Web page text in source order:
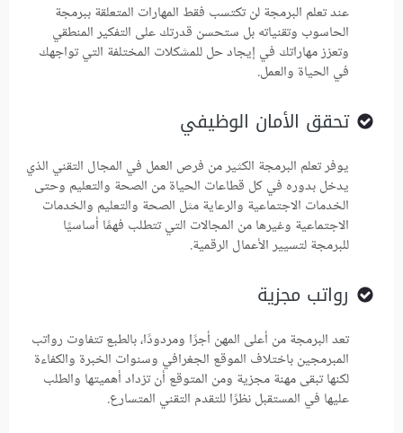
عند تعلم البرمجة لن تكتسب فقط المهارات المتعلقة ببرمجة
الحاسوب وتقنياته بل ستحسن قدرتك على التفكير المنطقي
وتعزز مهاراتك في إيجاد حل للمشكلات المختلفة التي تواجهك
في الحياة والعمل.
تحقق الأمان الوظيفي
يوفر تعلم البرمجة الكثير من فرص العمل في المجال التقني الذي
يدخل بدوره في كل قطاعات الحياة من الصحة والتعليم وحتى
الخدمات الاجتماعية والرعاية مثل الصحة والتعليم والخدمات
الاجتماعية وغيرها من المجالات التي تتطلب فهمًا أساسيًا
للبرمجة لتسيير الأعمال الرقمية.
رواتب مجزية
تعد البرمجة من أعلى المهن أجرًا ومردودًا، بالطبع تتفاوت رواتب
المبرمجين باختلاف الموقع الجغرافي وسنوات الخبرة والكفاءة
لكنها تبقى مهنة مجزية ومن المتوقع أن تزداد أهميتها والطلب
عليها في المستقبل نظرًا للتقدم التقني المتسارع.